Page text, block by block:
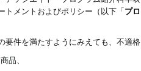
トメントおよびポリシー（以下「プ
要件を満たすようにみえても、不適
品、